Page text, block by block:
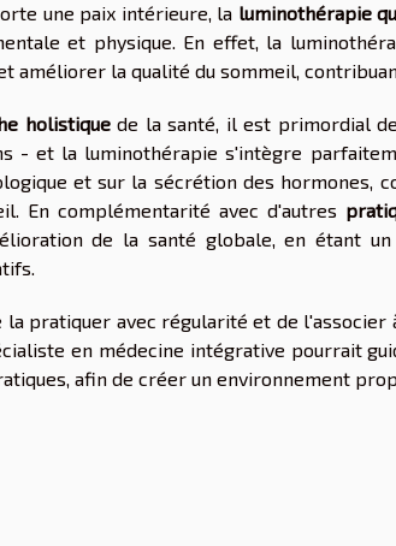
une paix intérieure, la luminothérapie
et physique. En effet, la
améliorer la qualité du sommeil,
holistiquede la santé, il est primordial
- et la luminothérapie s'intègre
et sur la sécrétion des hormones,
En complémentarité avec d'autres
de la santé globale, en étant
pratiquer avec régularité et de l'associer
en médecine intégrative pourrait
afin de créer un environnement